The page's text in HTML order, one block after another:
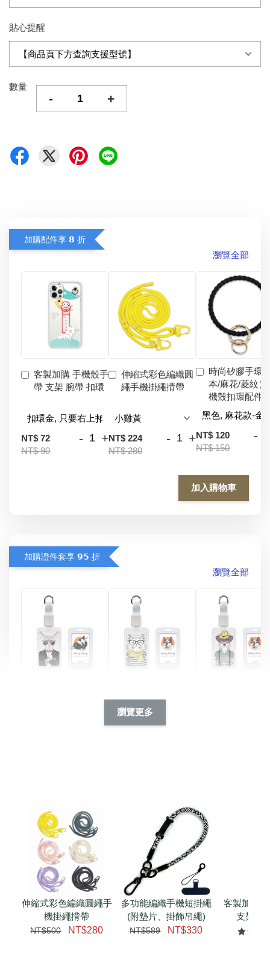
貼心提醒
數量
- +
加購配件享 𝟴 折
瀏覽全部
客製加購 手機殼手
帶 支架 腕帶 扣環
NT$ 72
NT$ 90
- +
伸縮式彩色編織圓
繩手機掛繩揹帶
NT$ 224
NT$ 280
- +
時尚矽膠手環
本/麻花/菱紋）
機殼扣環配件
NT$ 120
NT$ 150
-
加入購物車
加購證件套享 𝟵𝟱 折
瀏覽全部
件套(附伸縮卡扣)
CSAA05
加入購物車
瀏覽更多
瀏覽更多
伸縮式彩色編織圓繩手
機掛繩揹帶
NT$500 NT$280
多功能編織手機短掛繩
(附墊片、掛飾吊繩)
NT$589 NT$330
客製加購
支架 腕